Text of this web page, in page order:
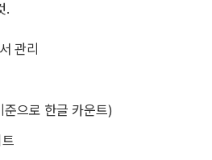
.
관리
으로 한글 카운트)